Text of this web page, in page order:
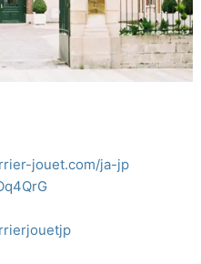
jouet.com/ja-jp